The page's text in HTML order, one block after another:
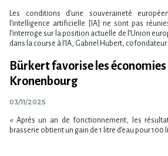
Les conditions d’une souveraineté
l’intelligence artificielle [IA] ne sont pas
l’interroge sur la position actuelle de l’Union
dans la course à l’IA, Gabriel Hubert, cofondateur
Bürkert favorise les économies
Kronenbourg
03/11/2025
« Après un an de fonctionnement, les
brasserie obtient un gain de 1 litre d’eau pour 100